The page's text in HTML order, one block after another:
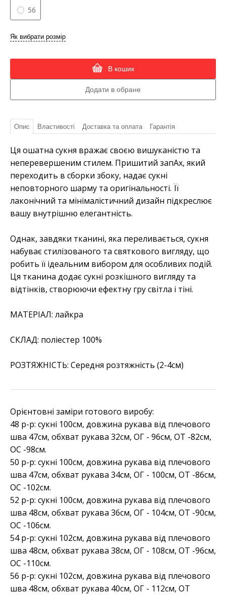
56
Як вибрати розмір
В кошик
Опис Властивості Доставка та оплата Гарантія
Ця ошатна сукня вражає своєю вишуканістю та
неперевершеним стилем. Пришитий запАх, який
переходить в сборки збоку, надає сукні
неповторного шарму та оригінальності. Її
лаконічний та мінімалістичний дизайн підкреслює
вашу внутрішню елегантність.
Однак, завдяки тканині, яка переливається, сукня
набуває стилізованого та святкового вигляду, що
робить її ідеальним вибором для особливих подій.
Ця тканина додає сукні розкішного вигляду та
відтінків, створюючи ефектну гру світла і тіні.
МАТЕРІАЛ: лайкра
СКЛАД: поліестер 100%
РОЗТЯЖНІСТЬ: Середня розтяжність (2-4см)
Орієнтовні заміри готового виробу:
48 р-р: сукні 100см, довжина рукава від плечового
шва 47см, обхват рукава 32см, ОГ - 96см, ОТ -82см,
OC -98см.
50 р-р: сукні 100см, довжина рукава від плечового
шва 47см, обхват рукава 34см, ОГ - 100см, ОТ -86см,
OC -102см.
52 р-р: сукні 100см, довжина рукава від плечового
шва 48см, обхват рукава 36см, ОГ - 104см, ОТ -90см,
OC -106см.
54 р-р: сукні 102см, довжина рукава від плечового
шва 48см, обхват рукава 38см, ОГ - 108см, ОТ -96см,
OC -110см.
56 р-р: сукні 102см, довжина рукава від плечового
шва 48см, обхват рукава 40см, ОГ - 112см, ОТ